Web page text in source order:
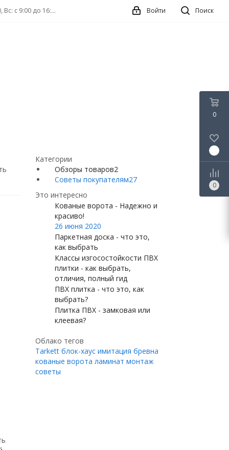
г. Нижний Новгород, ул. Касьянова, 6Г, ТК Форум Пн-Сб: с 9:00 до 17:00, Вс: с 9:00 до 16:00 Поиск
Войти
Категории
Обзоры товаров2
Советы покупателям27
Это интересно
Кованые ворота - Надежно и
красиво!
26 июня 2020
Паркетная доска - что это,
как выбрать
Классы изгосостойкости ПВХ
плитки - как выбрать,
отличия, полный гид
ПВХ плитка - что это, как
выбрать?
Плитка ПВХ - замковая или
клеевая?
Облако тегов
Tarkett блок-хаус имитация бревна
кованые ворота ламинат монтаж
советы
0
0